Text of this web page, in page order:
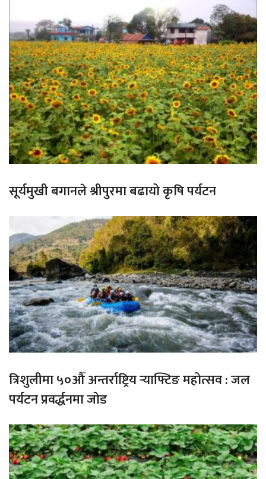
सूर्यमुखी बगानले श्रीपुरमा बढायो कृषि पर्यटन
त्रिशुलीमा ५०औँ अन्तर्राष्ट्रिय र्‍याफ्टिङ महोत्सव : जल
पर्यटन प्रवर्द्धनमा जोड